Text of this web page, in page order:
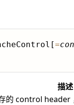
=
描述
的 control header